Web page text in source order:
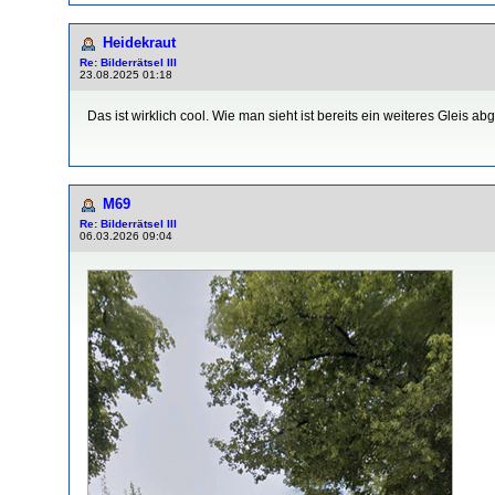
Heidekraut
Re: Bilderrätsel III
23.08.2025 01:18
Das ist wirklich cool. Wie man sieht ist bereits ein weiteres Gleis
M69
Re: Bilderrätsel III
06.03.2026 09:04